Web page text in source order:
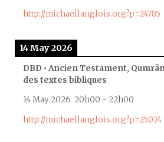
http://michaellanglois.org?p=24785
14 May 2026
DBD • Ancien Testament,
des textes bibliques
14 May 2026 20h00 - 22h00
http://michaellanglois.org?p=25074